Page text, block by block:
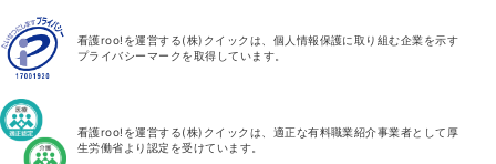
看護roo!を運営する(株)クイックは、個人情報保護に取り組む企業を示す
プライバシーマークを取得しています。
看護roo!を運営する(株)クイックは、適正な有料職業紹介事業者として厚
生労働省より認定を受けています。